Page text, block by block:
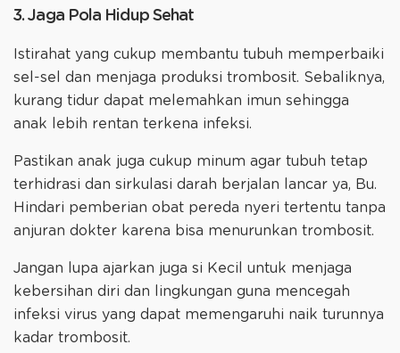
3. Jaga Pola Hidup Sehat
Istirahat yang cukup membantu tubuh memperbaiki
sel-sel dan menjaga produksi trombosit. Sebaliknya,
kurang tidur dapat melemahkan imun sehingga
anak lebih rentan terkena infeksi.
Pastikan anak juga cukup minum agar tubuh tetap
terhidrasi dan sirkulasi darah berjalan lancar ya, Bu.
Hindari pemberian obat pereda nyeri tertentu tanpa
anjuran dokter karena bisa menurunkan trombosit.
Jangan lupa ajarkan juga si Kecil untuk menjaga
kebersihan diri dan lingkungan guna mencegah
infeksi virus yang dapat memengaruhi naik turunnya
kadar trombosit.